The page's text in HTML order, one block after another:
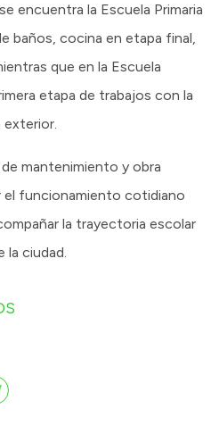
encuentra la Escuela Primaria
baños, cocina en etapa final,
que en la Escuela
etapa de trabajos con la
mantenimiento y obra
funcionamiento cotidiano
la trayectoria escolar
la ciudad.